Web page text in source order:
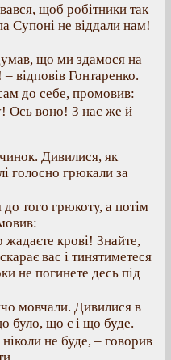
щоб робітники так
Супоні не віддали нам!
що ми здамося на
відповів Гонтаренко.
до себе, промовив:
Ось воно! З нас же й
Дивилися, як
голосно грюкали за
того грюкоту, а потім
жадаєте крові! Знайте,
вас і тинятиметеся
не погинете десь під
мовчали. Дивилися в
було, що є і що буде.
не буде, – говорив